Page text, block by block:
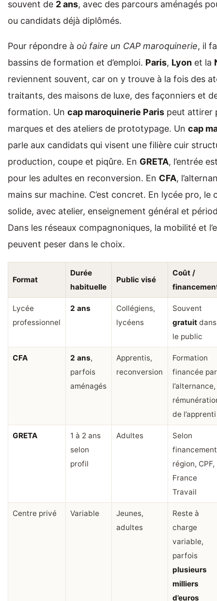
souvent de 2 ans, avec des parcours aménagés
ou candidats déjà diplômés.
Pour répondre à où faire un CAP maroquinerie, il
bassins de formation et d’emploi. Paris, Lyon et la
reviennent souvent, car on y trouve à la fois des
traitants, des maisons de luxe, des façonniers et
formation. Un cap maroquinerie Paris peut attirer
marques et des ateliers de prototypage. Un cap
parle aux candidats qui visent une filière cuir
production, coupe et piqûre. En GRETA, l’entrée
pour les adultes en reconversion. En CFA,
mains sur machine. C’est concret. En lycée pro, le
solide, avec atelier, enseignement général et
Dans les réseaux compagnoniques, la mobilité et
peuvent peser dans le choix.
Format
Durée
habituelle
Public visé
Coût /
Lycée
professionnel
2 ans
Collégiens,
lycéens
Souvent
gratuit dans
le public
CFA 2 ans,
parfois
aménagés
Apprentis,
reconversion
Formation
financée par
l’alternance,
de l’apprenti
GRETA
1 à 2 ans
selon
profil
Adultes
Selon
région, CPF,
France
Travail
Centre privé Variable
Jeunes,
adultes
Reste à
charge
variable,
parfois
plusieurs
milliers
d’euros